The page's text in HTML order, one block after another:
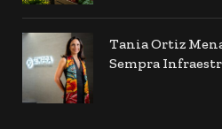
Tania Ortiz
Sempra